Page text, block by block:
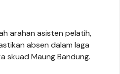
arahan asisten pelatih,
absen dalam laga
skuad Maung Bandung.